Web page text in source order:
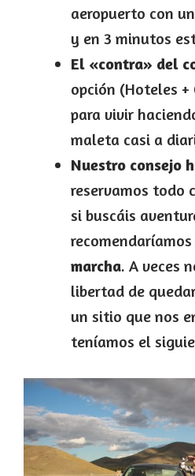
aeropuerto con
y en 3 minutos
El «contra» del
opción (Hoteles +
para vivir
maleta casi a
Nuestro consejo
reservamos todo
si buscáis
recomendaríamos
marcha. A veces
libertad de
un sitio que nos
teníamos el